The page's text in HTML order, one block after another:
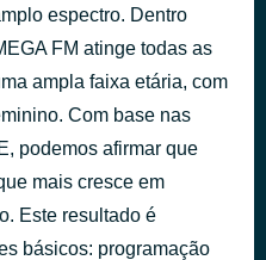
Stuck in a Moment You Can't Get Out Of
há 41 minutos
espectro. Dentro
FM atinge todas as
ampla faixa etária, com
Com base nas
podemos afirmar que
mais cresce em
Este resultado é
básicos: programação